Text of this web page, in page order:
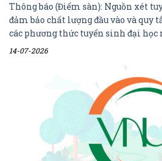
Thông báo (Điểm sàn): Nguồn xét
đảm bảo chất lượng đầu vào và quy
các phương thức tuyển sinh đại học
14-07-2026